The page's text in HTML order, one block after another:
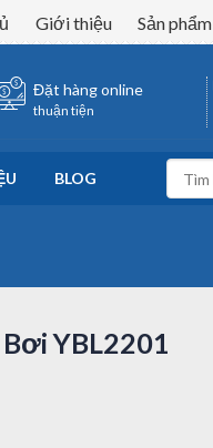
Giới thiệu Sản phẩm
Đặt hàng online
thuận tiện
BLOG
kiếm:
YBL2201